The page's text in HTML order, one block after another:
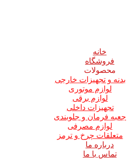
خانه
فروشگاه
محصولات
بدنه و تجهیزات خارجی
لوازم موتوری
لوازم برقی
تجهیزات داخلی
جعبه فرمان و جلوبندی
لوازم مصرفی
متعلقات چرخ و ترمز
درباره ما
تماس با ما